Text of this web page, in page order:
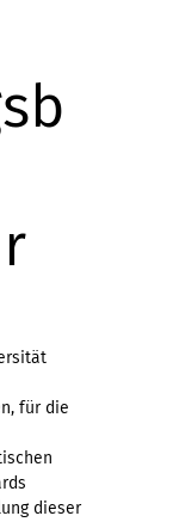
für die
dieser